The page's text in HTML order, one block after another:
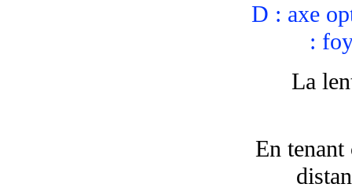
D : axe
:
La
En tenant